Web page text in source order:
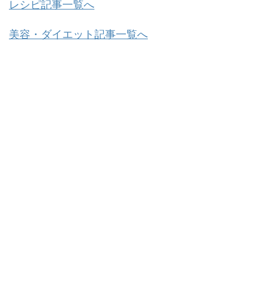
レシピ記事一覧へ
美容・ダイエット記事一覧へ